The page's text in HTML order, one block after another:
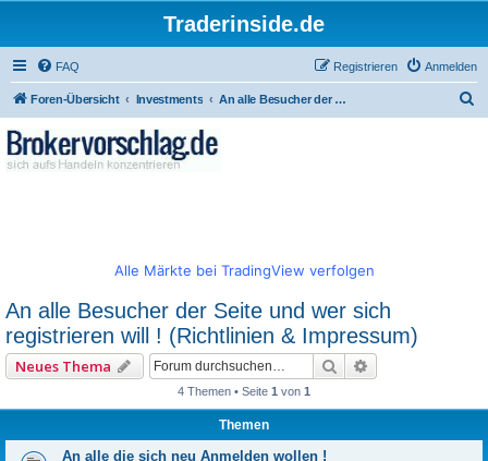
Traderinside.de
FAQ Anmelden
Registrieren
Foren-Übersicht Investments An alle Besucher der Seite und wer sich registrieren will ! (Richtlinien & Impressum)
Alle Märkte bei TradingView verfolgen
An alle Besucher der Seite und wer sich
registrieren will ! (Richtlinien & Impressum)
Neues Thema Suche
4 Themen • Seite 1 von 1
Themen
An alle die sich neu Anmelden wollen !